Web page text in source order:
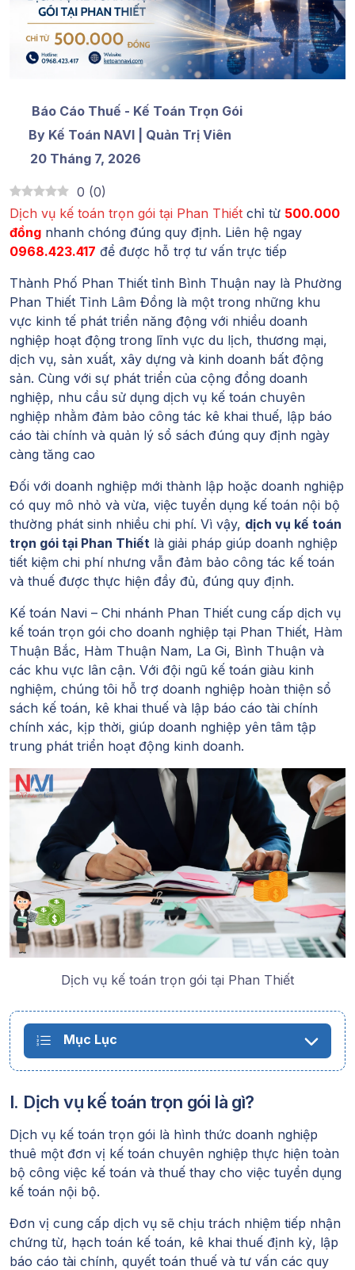
Báo Cáo Thuế - Kế Toán Trọn Gói
By Kế Toán NAVI | Quản Trị Viên
20 Tháng 7, 2026
0 (0)
Dịch vụ kế toán trọn gói tại Phan Thiết chỉ từ 500.000
đồng nhanh chóng đúng quy định. Liên hệ ngay
0968.423.417 để được hỗ trợ tư vấn trực tiếp
Thành Phố Phan Thiết tỉnh Bình Thuận nay là Phường
Phan Thiết Tỉnh Lâm Đồng là một trong những khu
vực kinh tế phát triển năng động với nhiều doanh
nghiệp hoạt động trong lĩnh vực du lịch, thương mại,
dịch vụ, sản xuất, xây dựng và kinh doanh bất động
sản. Cùng với sự phát triển của cộng đồng doanh
nghiệp, nhu cầu sử dụng dịch vụ kế toán chuyên
nghiệp nhằm đảm bảo công tác kê khai thuế, lập báo
cáo tài chính và quản lý sổ sách đúng quy định ngày
càng tăng cao
Đối với doanh nghiệp mới thành lập hoặc doanh nghiệp
có quy mô nhỏ và vừa, việc tuyển dụng kế toán nội bộ
thường phát sinh nhiều chi phí. Vì vậy, dịch vụ kế toán
trọn gói tại Phan Thiết là giải pháp giúp doanh nghiệp
tiết kiệm chi phí nhưng vẫn đảm bảo công tác kế toán
và thuế được thực hiện đầy đủ, đúng quy định.
Kế toán Navi – Chi nhánh Phan Thiết cung cấp dịch vụ
kế toán trọn gói cho doanh nghiệp tại Phan Thiết, Hàm
Thuận Bắc, Hàm Thuận Nam, La Gi, Bình Thuận và
các khu vực lân cận. Với đội ngũ kế toán giàu kinh
nghiệm, chúng tôi hỗ trợ doanh nghiệp hoàn thiện sổ
sách kế toán, kê khai thuế và lập báo cáo tài chính
chính xác, kịp thời, giúp doanh nghiệp yên tâm tập
trung phát triển hoạt động kinh doanh.
Dịch vụ kế toán trọn gói tại Phan Thiết
Mục Lục
I. Dịch vụ kế toán trọn gói là gì?
Dịch vụ kế toán trọn gói là hình thức doanh nghiệp
thuê một đơn vị kế toán chuyên nghiệp thực hiện toàn
bộ công việc kế toán và thuế thay cho việc tuyển dụng
kế toán nội bộ.
Đơn vị cung cấp dịch vụ sẽ chịu trách nhiệm tiếp nhận
chứng từ, hạch toán kế toán, kê khai thuế định kỳ, lập
báo cáo tài chính, quyết toán thuế và tư vấn các quy